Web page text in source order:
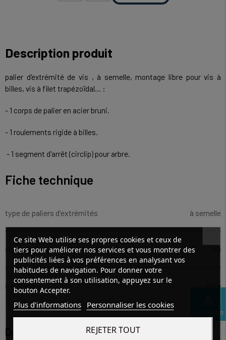
Connexion
Description produit
palier d'extrémité de vis , à semelle, montage libre pour vis à
billes, vis à filet trapézoïdal... :
- 1 corps de palier en acier bruni.
- 1 roulements rigide à billes.
- 1 segment d'arrêt (circlip) pour arbre.
Fiche technique
type de paliers d'extrémités à semelle
diamètre de vis à billes (mm) 50
montage libre
Documentation
Ce site Web utilise ses propres cookies et ceux de
tiers pour améliorer nos services et vous montrer des
publicités liées à vos préférences en analysant vos
habitudes de navigation. Pour donner votre
consentement à son utilisation, appuyez sur le
bouton Accepter.
Plus d'informations Personnaliser les cookies
REJETER TOUT